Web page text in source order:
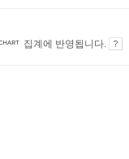
집계에 반영됩니다.